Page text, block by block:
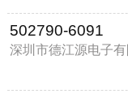
502790-6091
深圳市德江源电子有